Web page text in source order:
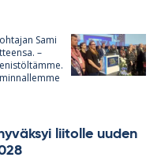
Sami
–
lii­tolle uu­den